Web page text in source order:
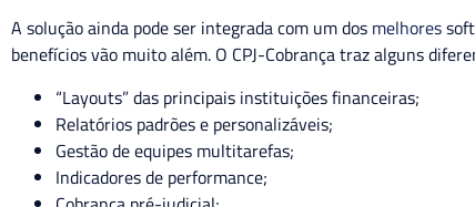
A solução ainda pode ser integrada com um dos melhores
benefícios vão muito além. O CPJ-Cobrança traz alguns
“Layouts” das principais instituições financeiras;
Relatórios padrões e personalizáveis;
Gestão de equipes multitarefas;
Indicadores de performance;